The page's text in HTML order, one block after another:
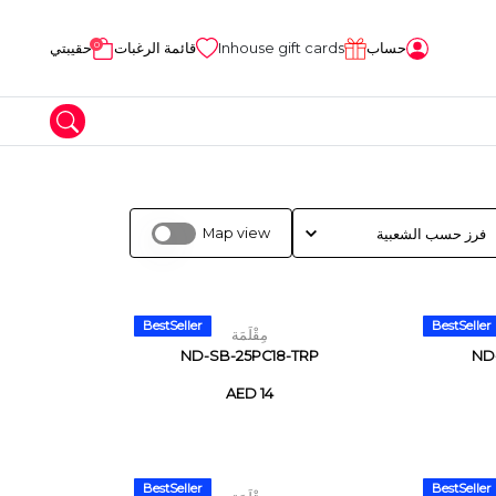
حساب Inhouse gift cards قائمة الرغبات 0 حقيبتي
المواد الحرفية Map view
BestSeller
BestSeller
مِقْلَمَة
ND-SB-25PC18-TRP
AED 14
BestSeller
BestSeller